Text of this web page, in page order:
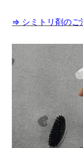
⇒ シミトリ剤のご